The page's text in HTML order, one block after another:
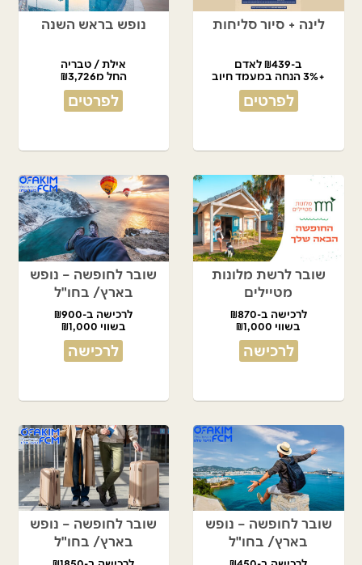
לינה + סיור סליחות
ב-₪439 לאדם
+3% הנחה במעמד חיוב
לפרטים
נופש בראש השנה
אילת / טבריה
החל מ₪3,726
לפרטים
שובר לרשת מלונות
מטיילים
לרכישה ב-₪870
בשווי ₪1,000
לרכישה
שובר לחופשה – נופש
בארץ/ בחו"ל
לרכישה ב-₪900
בשווי ₪1,000
לרכישה
שובר לחופשה – נופש
בארץ/ בחו"ל
שובר לחופשה – נופש
בארץ/ בחו"ל